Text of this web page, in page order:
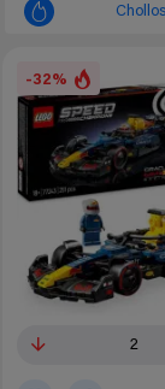
-32%
2